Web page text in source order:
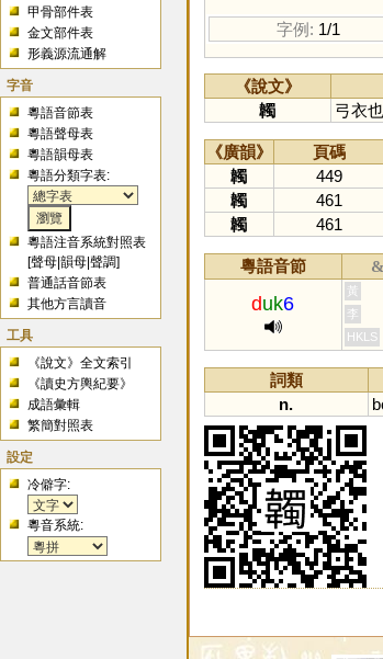
甲骨部件表
金文部件表
形義源流通解
字音
粵語音節表
粵語聲母表
粵語韻母表
粵語分類字表:
粵語注音系統對照表
[聲母 |韻母 |聲調]
普通話音節表
其他方言讀音
工具
《說文》全文索引
《讀史方輿紀要》
成語彙輯
繁簡對照表
設定
冷僻字:
粵音系統:
字例: 1/1
《說文》
韣
弓衣
《廣韻》 頁碼
韣
449
韣
461
韣
461
粵語音節 &
duk6
黃
李
HKLS
詞類
n.